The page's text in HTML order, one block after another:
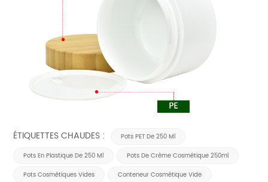
ÉTIQUETTES CHAUDES :
Pots PET De 250 Ml
Pots En Plastique De 250 Ml
Pots De Crème Cosmétique 250ml
Pots Cosmétiques Vides
Conteneur Cosmétique Vide